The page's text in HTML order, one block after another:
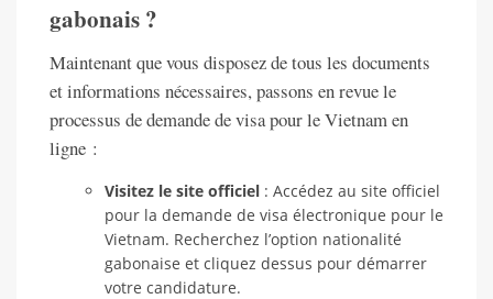
gabonais ?
Maintenant que vous disposez de tous les documents
et informations nécessaires, passons en revue le
processus de demande de visa pour le Vietnam en
ligne :
Visitez le site officiel : Accédez au site officiel
pour la demande de visa électronique pour le
Vietnam. Recherchez l’option nationalité
gabonaise et cliquez dessus pour démarrer
votre candidature.